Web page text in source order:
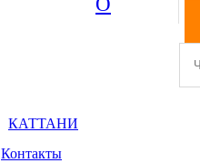
КАТТАНИ
Контакты